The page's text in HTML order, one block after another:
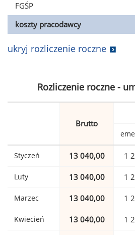
FGŚP
koszty pracodawcy
ukryj rozliczenie roczne
Rozliczenie roczne -
Brutto
Styczeń 13 040,00 1
Luty 13 040,00 1
Marzec 13 040,00 1
Kwiecień 13 040,00 1